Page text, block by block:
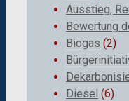
Ausstieg,
Bewertung
Biogas (2)
Diesel (6)